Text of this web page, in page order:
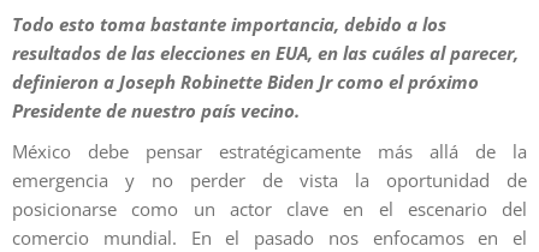
Todo esto toma bastante importancia, debido a los
resultados de las elecciones en EUA, en las cuáles al parecer,
definieron a Joseph Robinette Biden Jr como el próximo
Presidente de nuestro país vecino.
México debe pensar estratégicamente más allá de la
emergencia y no perder de vista la oportunidad de
posicionarse como un actor clave en el escenario del
comercio mundial. En el pasado nos enfocamos en el